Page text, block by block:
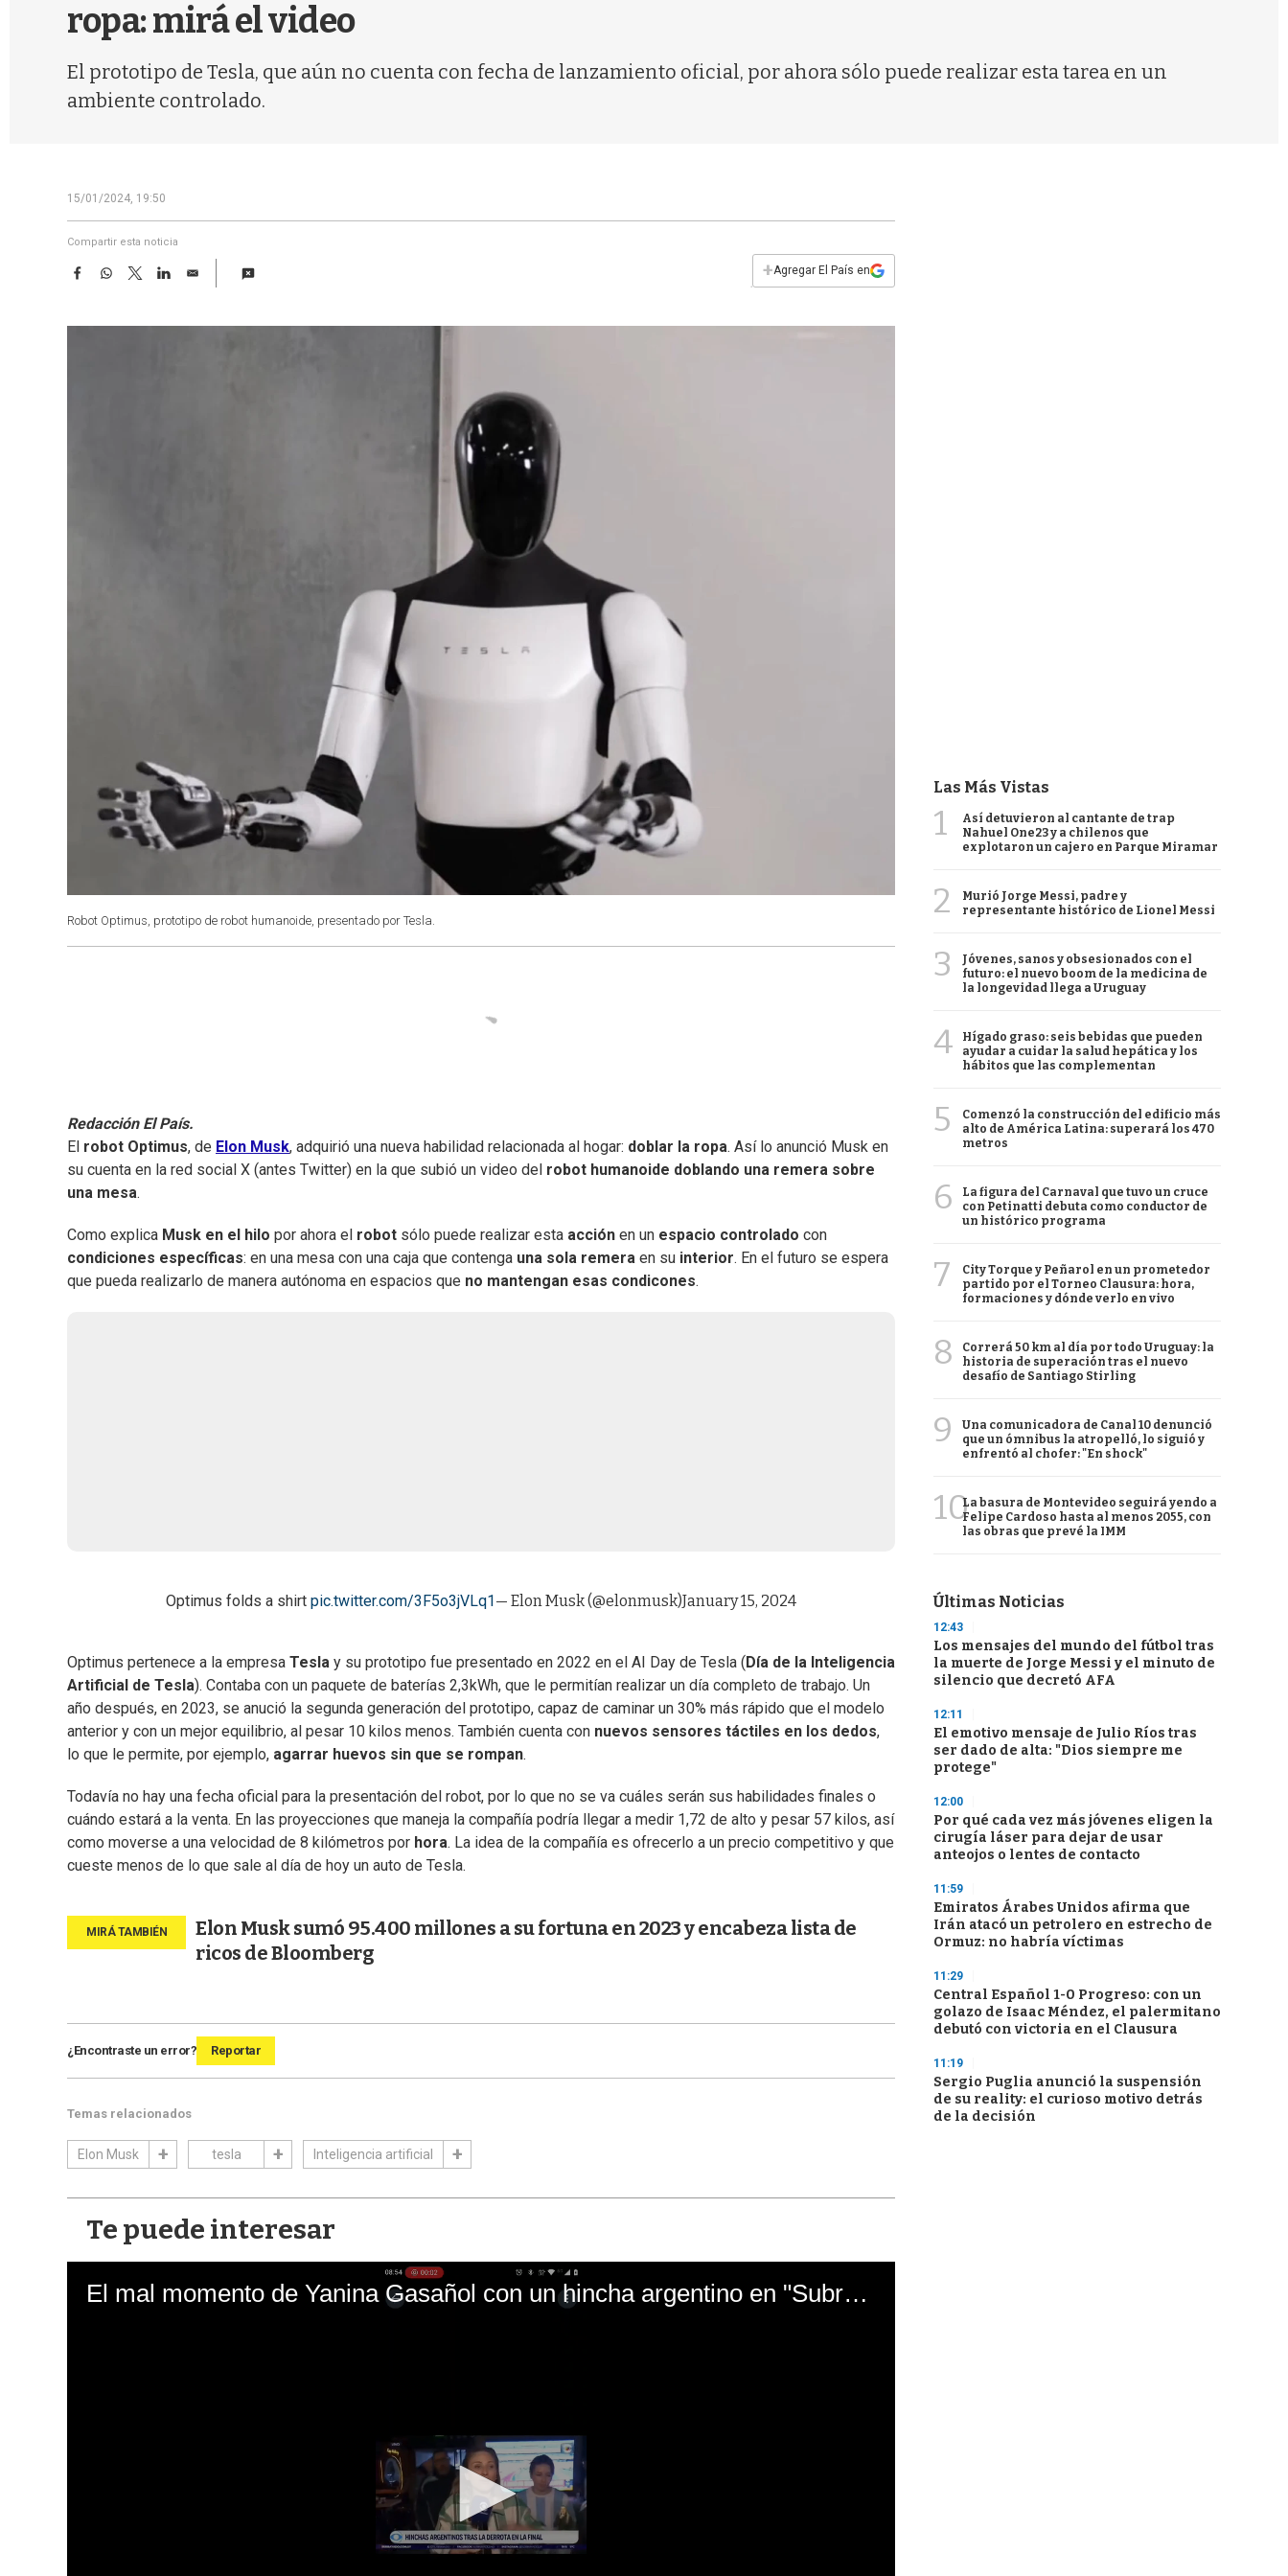
ropa: mirá el video
El prototipo de Tesla, que aún no cuenta con fecha de lanzamiento oficial, por ahora sólo puede realizar esta tarea en un
ambiente controlado.
15/01/2024, 19:50
Compartir esta noticia
F
e
W
t
T
w
t
L
k
E
i
+Agregar El País en
Robot Optimus, prototipo de robot humanoide, presentado por Tesla.
Redacción El País.
El robot Optimus, de Elon Musk, adquirió una nueva habilidad relacionada al hogar: doblar la ropa. Así lo anunció Musk en
su cuenta en la red social X (antes Twitter) en la que subió un video del robot humanoide doblando una remera sobre
una mesa.
Como explica Musk en el hilo por ahora el robot sólo puede realizar esta acción en un espacio controlado con
condiciones específicas: en una mesa con una caja que contenga una sola remera en su interior. En el futuro se espera
que pueda realizarlo de manera autónoma en espacios que no mantengan esas condicones.
Optimus folds a shirt pic.twitter.com/3F5o3jVLq1 — Elon Musk (@elonmusk)January 15, 2024
Optimus pertenece a la empresa Tesla y su prototipo fue presentado en 2022 en el AI Day de Tesla ( Día de la Inteligencia
Artificial de Tesla). Contaba con un paquete de baterías 2,3kWh, que le permitían realizar un día completo de trabajo. Un
año después, en 2023, se anució la segunda generación del prototipo, capaz de caminar un 30% más rápido que el modelo
anterior y con un mejor equilibrio, al pesar 10 kilos menos. También cuenta con nuevos sensores táctiles en los dedos,
lo que le permite, por ejemplo, agarrar huevos sin que se rompan.
Todavía no hay una fecha oficial para la presentación del robot, por lo que no se va cuáles serán sus habilidades finales o
cuándo estará a la venta. En las proyecciones que maneja la compañía podría llegar a medir 1,72 de alto y pesar 57 kilos, así
como moverse a una velocidad de 8 kilómetros por hora. La idea de la compañía es ofrecerlo a un precio competitivo y que
cueste menos de lo que sale al día de hoy un auto de Tesla.
Elon Musk sumó 95.400 millones a su fortuna en 2023 y encabeza lista de
ricos de Bloomberg
¿Encontraste un error? Reportar
Temas relacionados
Elon Musk tesla Inteligencia artificial
Te puede interesar
El mal momento de Yanina Gasañol con un hincha argentino en "Subrayado"
Las Más Vistas
1
Así detuvieron al cantante de trap
Nahuel One23 y a chilenos que
explotaron un cajero en Parque Miramar
2
Murió Jorge Messi, padre y
representante histórico de Lionel Messi
3
Jóvenes, sanos y obsesionados con el
futuro: el nuevo boom de la medicina de
la longevidad llega a Uruguay
4
Hígado graso: seis bebidas que pueden
ayudar a cuidar la salud hepática y los
hábitos que las complementan
5
Comenzó la construcción del edificio más
alto de América Latina: superará los 470
metros
6
La figura del Carnaval que tuvo un cruce
con Petinatti debuta como conductor de
un histórico programa
7
City Torque y Peñarol en un prometedor
partido por el Torneo Clausura: hora,
formaciones y dónde verlo en vivo
8
Correrá 50 km al día por todo Uruguay: la
historia de superación tras el nuevo
desafío de Santiago Stirling
9
Una comunicadora de Canal 10 denunció
que un ómnibus la atropelló, lo siguió y
enfrentó al chofer: "En shock"
10La basura de Montevideo seguirá yendo a
Felipe Cardoso hasta al menos 2055, con
las obras que prevé la IMM
Últimas Noticias
12:43
Los mensajes del mundo del fútbol tras
la muerte de Jorge Messi y el minuto de
silencio que decretó AFA
12:11
El emotivo mensaje de Julio Ríos tras
ser dado de alta: "Dios siempre me
protege"
12:00
Por qué cada vez más jóvenes eligen la
cirugía láser para dejar de usar
anteojos o lentes de contacto
11:59
Emiratos Árabes Unidos afirma que
Irán atacó un petrolero en estrecho de
Ormuz: no habría víctimas
11:29
Central Español 1-0 Progreso: con un
golazo de Isaac Méndez, el palermitano
debutó con victoria en el Clausura
11:19
Sergio Puglia anunció la suspensión
de su reality: el curioso motivo detrás
de la decisión